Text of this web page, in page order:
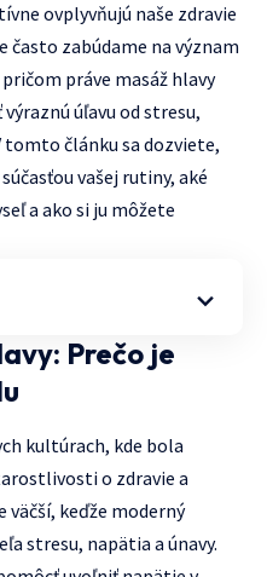
ovplyvňujú naše zdravie
často zabúdame na význam
práve masáž hlavy
úľavu od stresu,
tomto článku sa dozviete,
vašej rutiny, aké
a ako si ju môžete
Prečo je
kultúrach, kde bola
o zdravie a
väčší, keďže moderný
stresu, napätia a únavy.